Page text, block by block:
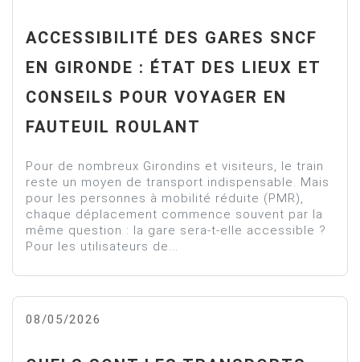
ACCESSIBILITÉ DES GARES SNCF
EN GIRONDE : ÉTAT DES LIEUX ET
CONSEILS POUR VOYAGER EN
FAUTEUIL ROULANT
Pour de nombreux Girondins et visiteurs, le train
reste un moyen de transport indispensable. Mais
pour les personnes à mobilité réduite (PMR),
chaque déplacement commence souvent par la
même question : la gare sera-t-elle accessible ?
Pour les utilisateurs de...
08/05/2026